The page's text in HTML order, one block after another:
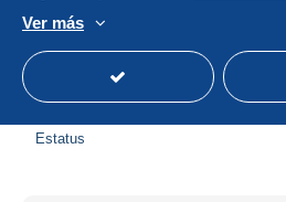
SOTHEBY'S - Contemporary
Tuesday May 8
± 2,45
Estatus
Ver más